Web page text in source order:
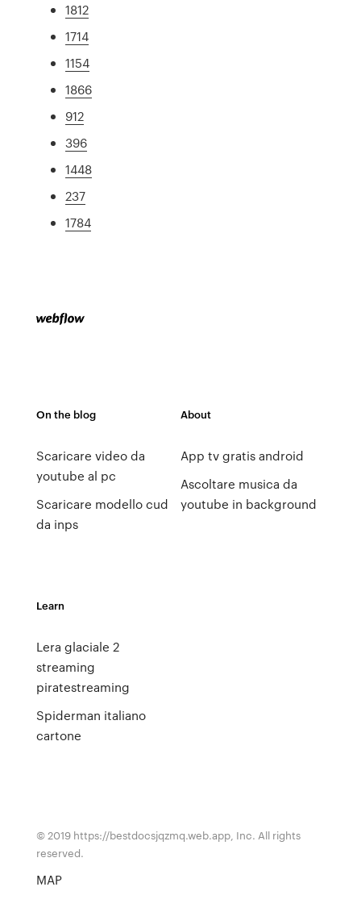
1812
1714
1154
1866
912
396
1448
237
1784
On the blog
Scaricare video da
youtube al pc
Scaricare modello cud
da inps
About
App tv gratis android
Ascoltare musica da
youtube in background
Learn
Lera glaciale 2
streaming
piratestreaming
Spiderman italiano
cartone
© 2019 https://bestdocsjqzmq.web.app, Inc. All rights
reserved.
MAP